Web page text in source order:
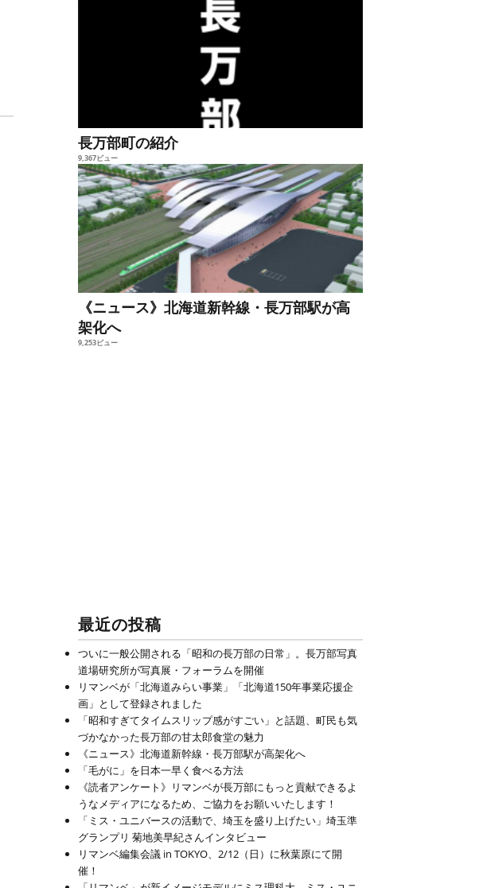
長万部町の紹介
9,367ビュー
《ニュース》北海道新幹線・長万部駅が高
架化へ
9,253ビュー
最近の投稿
ついに一般公開される「昭和の長万部の日常」。長万部写真
道場研究所が写真展・フォーラムを開催
リマンベが「北海道みらい事業」「北海道150年事業応援企
画」として登録されました
「昭和すぎてタイムスリップ感がすごい」と話題、町民も気
づかなかった長万部の甘太郎食堂の魅力
《ニュース》北海道新幹線・長万部駅が高架化へ
「毛がに」を日本一早く食べる方法
《読者アンケート》リマンベが長万部にもっと貢献できるよ
うなメディアになるため、ご協力をお願いいたします！
「ミス・ユニバースの活動で、埼玉を盛り上げたい」埼玉準
グランプリ 菊地美早紀さんインタビュー
リマンベ編集会議 in TOKYO、2/12（日）に秋葉原にて開
催！